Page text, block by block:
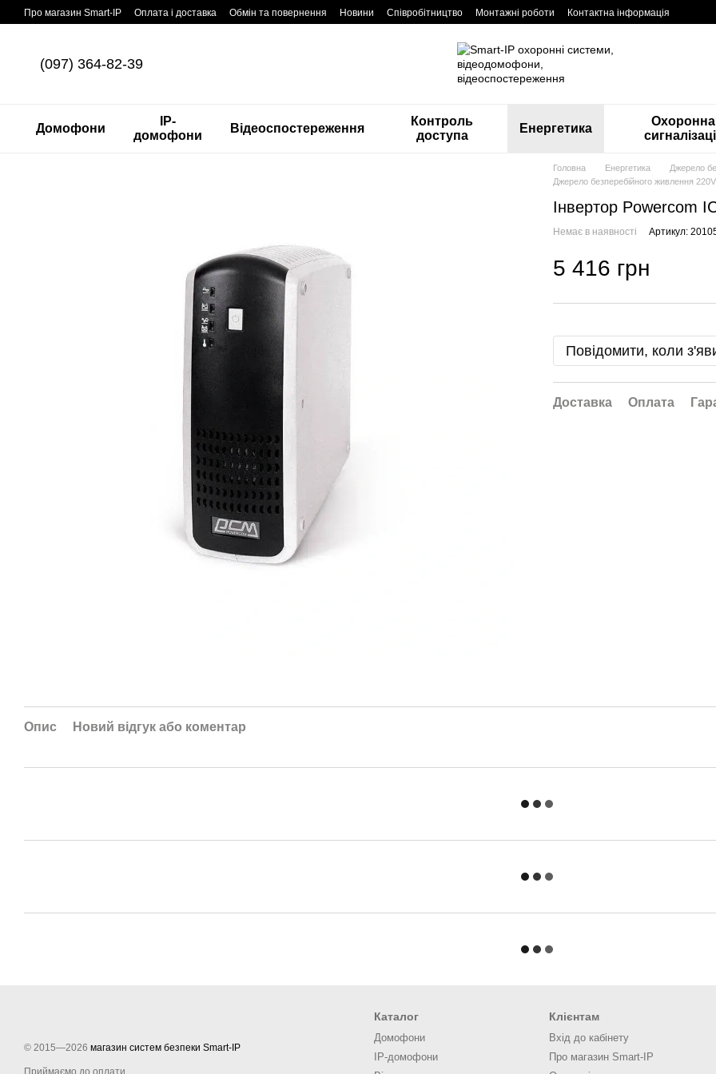
Перейти до основного контенту
Про магазин Smart-IP Оплата і доставка Обмін та повернення Новини Співробітництво Монтажні роботи Контактна інформація
(097) 364-82-39
Домофони
IP-
домофони
Відеоспостереження
Контроль
доступа
Енергетика
Охоронна
Головна Енергетика
Джерело
Джерело безперебійного живлення
Інвертор Powercom
Немає в наявності Артикул:
5 416 грн
Повідомити, коли
Доставка Оплата
Опис Новий відгук або коментар
© 2015—2026 магазин систем безпеки Smart-IP
Приймаємо до оплати
Каталог
Домофони
IP-домофони
Клієнтам
Вхід до кабінету
Про магазин Smart-IP